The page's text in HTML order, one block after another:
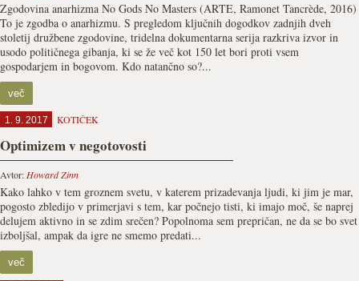
Zgodovina anarhizma No Gods No Masters (ARTE, Ramonet Tancrède, 2016)
To je zgodba o anarhizmu. S pregledom ključnih dogodkov zadnjih dveh
stoletij družbene zgodovine, tridelna dokumentarna serija razkriva izvor in
usodo političnega gibanja, ki se že več kot 150 let bori proti vsem
gospodarjem in bogovom. Kdo natančno so?...
več
1. 9. 2017 KOTIČEK
Optimizem v negotovosti
Avtor: Howard Zinn
Kako lahko v tem groznem svetu, v katerem prizadevanja ljudi, ki jim je mar,
pogosto zbledijo v primerjavi s tem, kar počnejo tisti, ki imajo moč, še naprej
delujem aktivno in se zdim srečen? Popolnoma sem prepričan, ne da se bo svet
izboljšal, ampak da igre ne smemo predati...
več